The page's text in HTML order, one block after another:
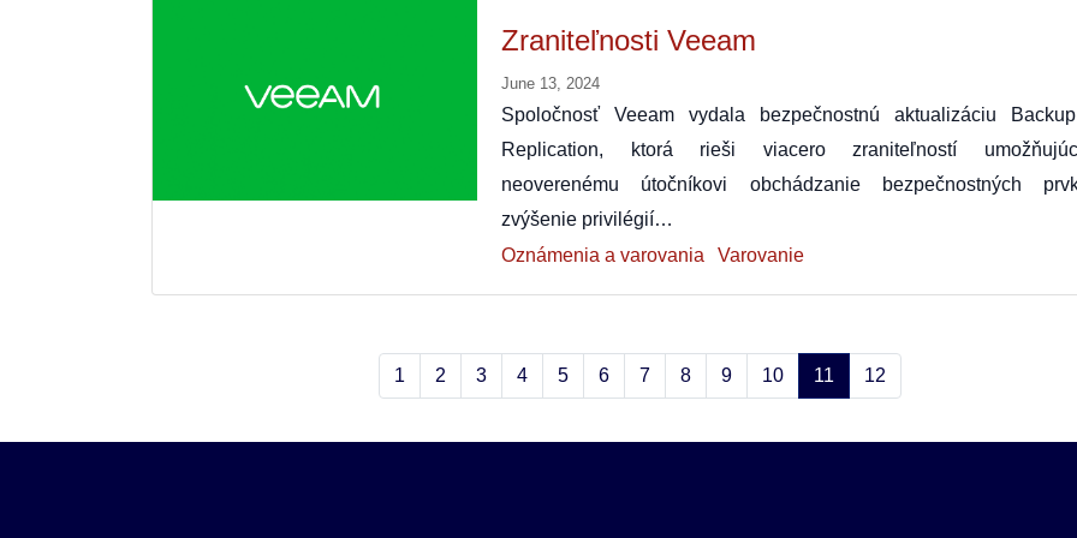
Zraniteľnosti Veeam
June 13, 2024
Spoločnosť Veeam vydala bezpečnostnú aktualizáciu
Replication, ktorá rieši viacero zraniteľností
neoverenému útočníkovi obchádzanie bezpečnostných
zvýšenie privilégií…
Oznámenia a varovania
Varovanie
1 2 3 4 5 6 7 8 9 10 11 12